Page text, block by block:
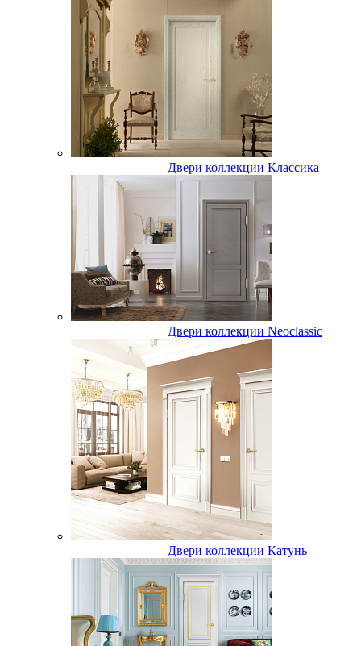
Двери коллекции Классика
Двери коллекции Neoclassic
Двери коллекции Катунь